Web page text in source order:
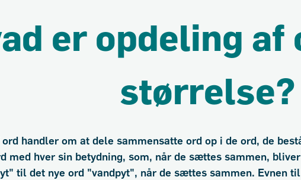
er opdeling af
størrelse?
ord handler om at dele sammensatte ord op i de ord, de
med hver sin betydning, som, når de sættes sammen,
til det nye ord "vandpyt", når de sættes sammen. Evnen